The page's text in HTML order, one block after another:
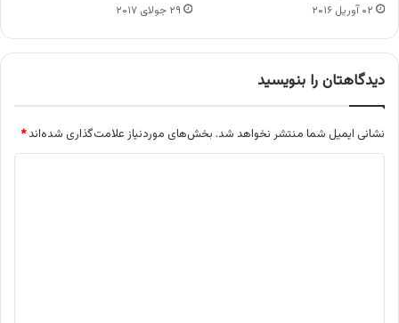
۰۲ آوریل ۲۰۱۶ ۲۹ جولای ۲۰۱۷
دیدگاهتان را بنویسید
نشانی ایمیل شما منتشر نخواهد شد. بخش‌های موردنیاز علامت‌گذاری شده‌اند*